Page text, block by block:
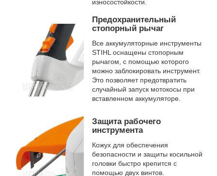
износостойкости.
Предохранительный
стопорный рычаг
Все аккумуляторные инструменты
STIHL оснащены стопорным
рычагом, с помощью которого
можно заблокировать инструмент.
Это позволяет предотвратить
случайный запуск мотокосы при
вставленном аккумуляторе.
Защита рабочего
инструмента
Кожух для обеспечения
безопасности и защиты косильной
головки быстро крепится с
помощью двух винтов.